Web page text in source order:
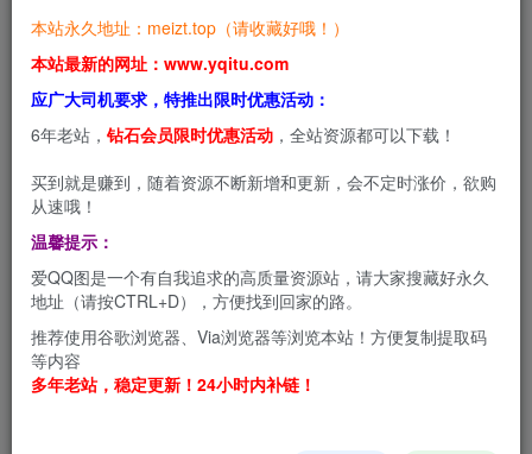
本站预览图进行了压缩和水印，原图无压缩，无本站水
2026-04-04，更新3套，共2016年至2026年全套合
集001-1204，总大小272G+ （随官方更新）
《YOUMI尤蜜荟》是秀人网旗下专注于高端写真摄影的品
牌，成立于中国重庆，后并入秀人网平台，凭借专业的摄影
技术和多元化的风格在行业内树立了标杆。自2015年入驻秀
人网以来，尤蜜荟持续推出兼具艺术性与视觉冲击力的作
品，涵盖私房、外景、角色扮演等多种主题，例如2022年模
本站永久地址：meizt.top（请收藏好哦！）
本站最新的网址：www.yqitu.com
应广大司机要求，特推出限时优惠活动：
6年老站， 钻石会员限时优惠活动 ，全站资源都可以下载！
买到就是赚到，随着资源不断新增和更新，会不定时涨价，欲购
从速哦！
温馨提示：
爱QQ图是一个有自我追求的高质量资源站，请大家搜藏好永久
地址（请按CTRL+D），方便找到回家的路。
推荐使用谷歌浏览器、Via浏览器等浏览本站！方便复制提取码
等内容
多年老站，稳定更新！24小时内补链！